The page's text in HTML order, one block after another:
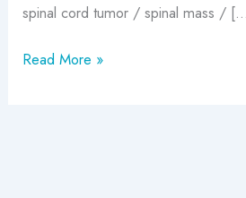
spinal cord tumor / spinal mass /
Read More »